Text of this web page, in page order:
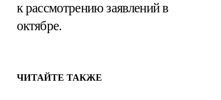
к рассмотрению заявлений в
октябре.
ЧИТАЙТЕ ТАКЖЕ